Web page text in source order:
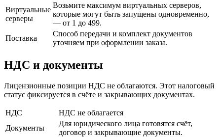
Виртуальные
серверы
Возьмите максимум виртуальных серверов,
которые могут быть запущены одновременно,
— от 1 до 499.
Поставка
Способ передачи и комплект документов
уточняем при оформлении заказа.
НДС и документы
Лицензионные позиции НДС не облагаются. Этот налоговый
статус фиксируется в счёте и закрывающих документах.
НДС
НДС не облагается
Документы
Для юридического лица готовятся счёт,
договор и закрывающие документы.